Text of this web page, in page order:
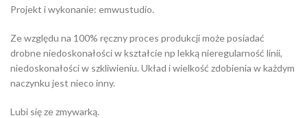
Projekt i wykonanie: emwustudio.
Ze względu na 100% ręczny proces produkcji może posiadać
drobne niedoskonałości w kształcie np lekką nieregularność linii,
niedoskonałości w szkliwieniu. Układ i wielkość zdobienia w każdym
naczynku jest nieco inny.
Lubi się ze zmywarką.